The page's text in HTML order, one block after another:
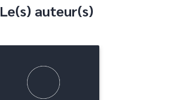
Le(s) auteur(s)